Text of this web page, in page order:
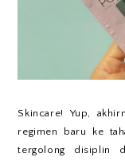
Skincare! Yup,
regimen baru ke
tergolong disiplin